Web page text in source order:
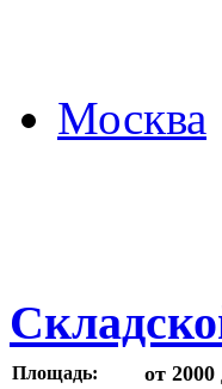
Москва
Площадь: от 2000